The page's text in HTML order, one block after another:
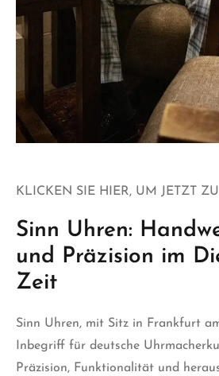
KLICKEN SIE HIER, UM JETZT
Sinn Uhren:
und Präzision im
Zeit
Sinn Uhren, mit Sitz in Frankfurt
Inbegriff für deutsche
Präzision, Funktionalität und